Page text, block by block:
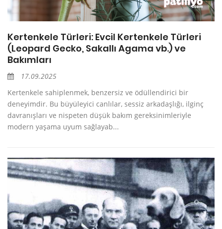
Kertenkele Türleri: Evcil Kertenkele Türleri
(Leopard Gecko, Sakallı Agama vb.) ve
Bakımları
17.09.2025
Kertenkele sahiplenmek, benzersiz ve ödüllendirici bir
deneyimdir. Bu büyüleyici canlılar, sessiz arkadaşlığı, ilginç
davranışları ve nispeten düşük bakım gereksinimleriyle
modern yaşama uyum sağlayab...